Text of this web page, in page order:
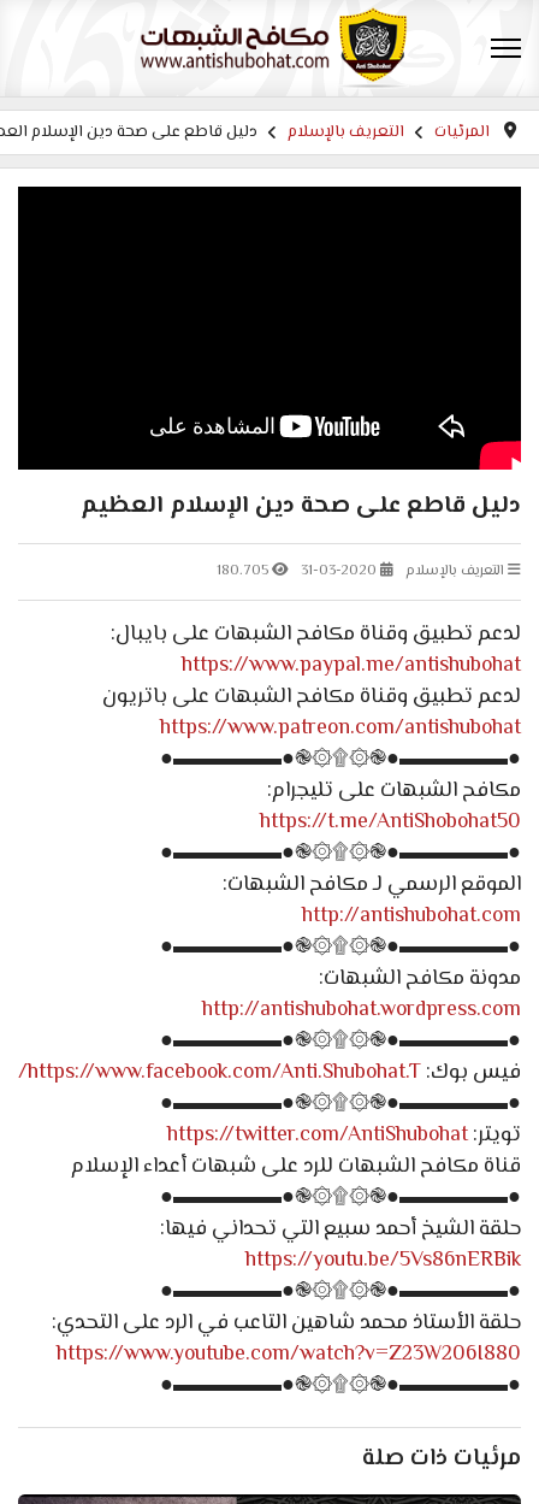
المرئيات التعريف بالإسلام دليل قاطع على صحة دين الإسلام
دليل قاطع على صحة دين الإسلام العظيم
التعريف بالإسلام 31-03-2020
180.705
لدعم تطبيق وقناة مكافح الشبهات على بايبال:
https://www.paypal.me/antishubohat
لدعم تطبيق وقناة مكافح الشبهات على باتريون
https://www.patreon.com/antishubohat
●▬▬▬▬▬●֎۞۩۞֎●▬▬▬▬▬●
مكافح الشبهات على تليجرام:
https://t.me/AntiShobohat50
●▬▬▬▬▬●֎۞۩۞֎●▬▬▬▬▬●
الموقع الرسمي لـ مكافح الشبهات:
http://antishubohat.com
●▬▬▬▬▬●֎۞۩۞֎●▬▬▬▬▬●
مدونة مكافح الشبهات:
http://antishubohat.wordpress.com
●▬▬▬▬▬●֎۞۩۞֎●▬▬▬▬▬●
فيس بوك:https://www.facebook.com/Anti.Shubohat.T/
●▬▬▬▬▬●֎۞۩۞֎●▬▬▬▬▬●
تويتر:https://twitter.com/AntiShubohat
قناة مكافح الشبهات للرد على شبهات أعداء الإسلام
●▬▬▬▬▬●֎۞۩۞֎●▬▬▬▬▬●
حلقة الشيخ أحمد سبيع التي تحداني فيها:
https://youtu.be/5Vs86nERBik
●▬▬▬▬▬●֎۞۩۞֎●▬▬▬▬▬●
حلقة الأستاذ محمد شاهين التاعب في الرد على التحدي:
https://www.youtube.com/watch?v=Z23W206I880
●▬▬▬▬▬●֎۞۩۞֎●▬▬▬▬▬●
مرئيات ذات صلة